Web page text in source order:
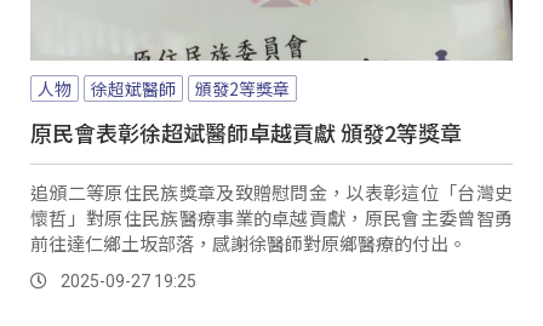
人物 徐超斌醫師 頒發2等獎章
原民會表彰徐超斌醫師卓越貢獻 頒發2等獎章
追頒二等原住民族獎章及致贈慰問金，以表彰這位「台灣史
懷哲」對原住民族醫療事業的卓越貢獻，原民會主委曾智勇
前往達仁鄉土坂部落，感謝徐醫師對原鄉醫療的付出。
2025-09-27 19:25